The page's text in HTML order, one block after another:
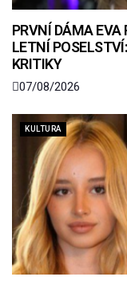
PRVNÍ DÁMA EVA
LETNÍ
KRITIKY
07/08/2026
KULTURA